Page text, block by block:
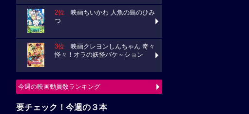
2位 映画ちいかわ 人魚の島のひみ
つ
3位 映画クレヨンしんちゃん 奇々
怪々！オラの妖怪バケ～ション
今週の映画動員数ランキング
要チェック！今週の３本